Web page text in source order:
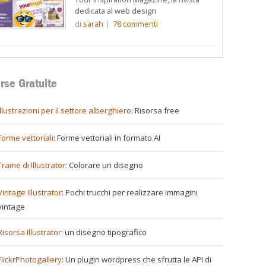
dedicata al web design
di sarah | 78commenti
Gratuite
per il settore alberghiero: Risorsa free
vettoriali: Forme vettoriali in formato AI
di Illustrator: Colorare un disegno
Illustrator: Pochi trucchi per realizzare immagini
Illustrator: un disegno tipografico
: Un plugin wordpress che sfrutta le API di